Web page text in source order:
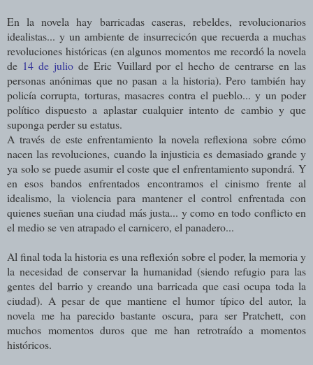
En la novela hay barricadas caseras, rebeldes, revolucionarios
idealistas... y un ambiente de insurrecicón que recuerda a muchas
revoluciones históricas (en algunos momentos me recordó la novela
de 14 de juliode Eric Vuillard por el hecho de centrarse en las
personas anónimas que no pasan a la historia). Pero también hay
policía corrupta, torturas, masacres contra el pueblo... y un poder
político dispuesto a aplastar cualquier intento de cambio y que
suponga perder su estatus.
A través de este enfrentamiento la novela reflexiona sobre cómo
nacen las revoluciones, cuando la injusticia es demasiado grande y
ya solo se puede asumir el coste que el enfrentamiento supondrá. Y
en esos bandos enfrentados encontramos el cinismo frente al
idealismo, la violencia para mantener el control enfrentada con
quienes sueñan una ciudad más justa... y como en todo conflicto en
el medio se ven atrapado el carnicero, el panadero...
Al final toda la historia es una reflexión sobre el poder, la memoria y
la necesidad de conservar la humanidad (siendo refugio para las
gentes del barrio y creando una barricada que casi ocupa toda la
ciudad). A pesar de que mantiene el humor típico del autor, la
novela me ha parecido bastante oscura, para ser Pratchett, con
muchos momentos duros que me han retrotraído a momentos
históricos.